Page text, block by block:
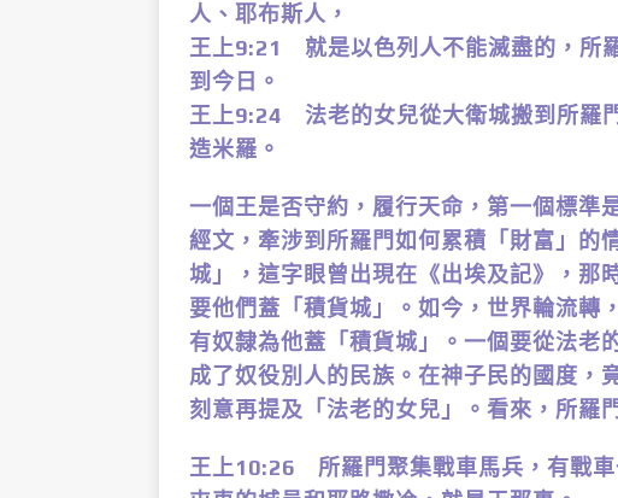
人、耶布斯人，
王上9:21 就是以色列人不能滅盡的，所
到今日。
王上9:24 法老的女兒從大衛城搬到所羅
造米羅。
一個王是否守約，履行天命，第一個標準
經文，牽涉到所羅門如何累積「財富」的
城」，這字眼曾出現在《出埃及記》，那
要他們蓋「積貨城」。如今，世界輪流轉
有奴隸為他蓋「積貨城」。一個要從法老
成了奴役別人的民族。在神子民的國度，
刻意再提及「法老的女兒」。看來，所羅
王上10:26 所羅門聚集戰車馬兵，有戰